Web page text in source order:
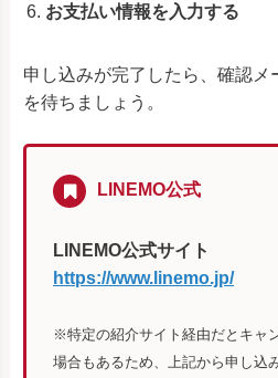
お支払い情報を入力する
申し込みが完了したら、確認メ
を待ちましょう。
LINEMO公式
LINEMO公式サイト
https://www.linemo.jp/
※特定の紹介サイト経由だとキャ
場合もあるため、上記から申し込